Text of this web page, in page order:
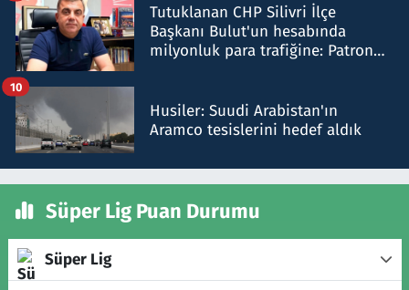
Tutuklanan CHP Silivri İlçe
Başkanı Bulut'un hesabında
milyonluk para trafiğine: Patron
Husiler: Suudi Arabistan'ın
Aramco tesislerini hedef aldık
10
Süper Lig Puan Durumu
Süper Lig